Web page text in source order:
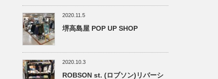
2020.11.5
堺高島屋 POP UP SHOP
2020.10.3
ROBSON st. (ロブソン)リバーシ